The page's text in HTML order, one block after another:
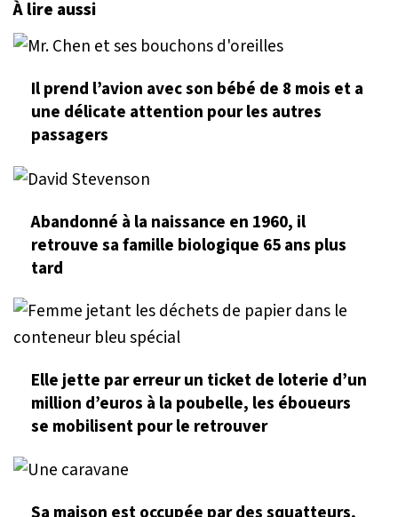
À lire aussi
Il prend l’avion avec son bébé de 8 mois et a
une délicate attention pour les autres
passagers
Abandonné à la naissance en 1960, il
retrouve sa famille biologique 65 ans plus
tard
Elle jette par erreur un ticket de loterie d’un
million d’euros à la poubelle, les éboueurs
se mobilisent pour le retrouver